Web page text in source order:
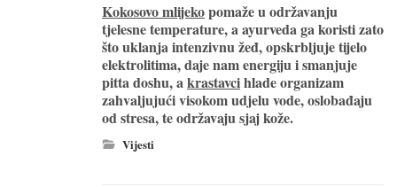
Kokosovo mlijekopomaže u održavanju
tjelesne temperature, a ayurveda ga koristi zato
što uklanja intenzivnu žeđ, opskrbljuje tijelo
elektrolitima, daje nam energiju i smanjuje
pitta doshu, akrastavcihlade organizam
zahvaljujući visokom udjelu vode, oslobađaju
od stresa, te održavaju sjaj kože.
Vijesti